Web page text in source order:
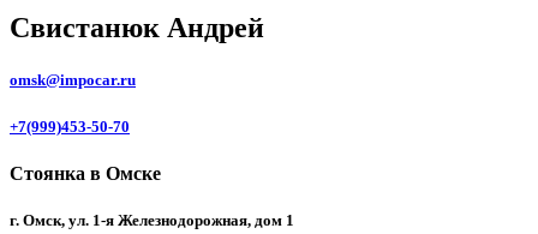
Свистанюк Андрей
omsk@impocar.ru
+7(999)453-50-70
Стоянка в Омске
г. Омск, ул. 1-я Железнодорожная, дом 1